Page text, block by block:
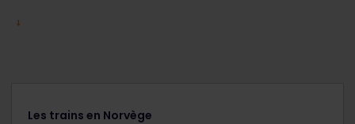
Les trains en Norvège